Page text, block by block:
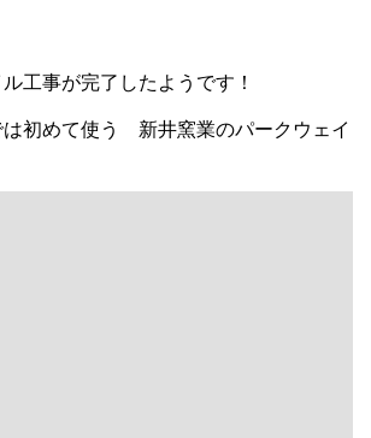
工事が完了したようです！
は初めて使う 新井窯業のパークウェイ